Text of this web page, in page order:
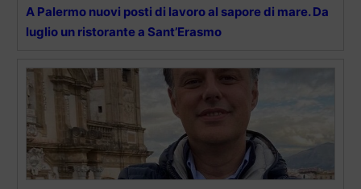
A Palermo nuovi posti di lavoro al sapore di mare. Da
luglio un ristorante a Sant’Erasmo